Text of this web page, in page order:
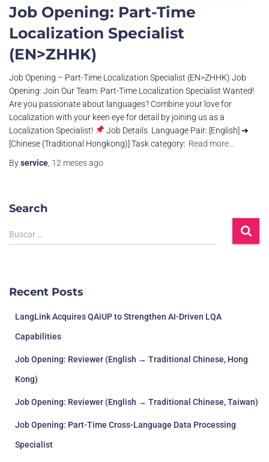
Job Opening: Part-Time
Localization Specialist
(EN>ZHHK)
Job Opening – Part-Time Localization Specialist (EN>ZHHK) Job
Opening: Join Our Team: Part-Time Localization Specialist Wanted!
Are you passionate about languages? Combine your love for
Localization with your keen eye for detail by joining us as a
Localization Specialist!
Job Details Language Pair: [English] ➔
[Chinese (Traditional Hongkong)] Task category: Read more…
Byservice 12 mesesago
Search
Buscar …
Recent Posts
LangLink Acquires QAiUP to Strengthen AI-Driven LQA
Capabilities
Job Opening: Reviewer (English → Traditional Chinese, Hong
Kong)
Job Opening: Reviewer (English → Traditional Chinese, Taiwan)
Job Opening: Part-Time Cross-Language Data Processing
Specialist